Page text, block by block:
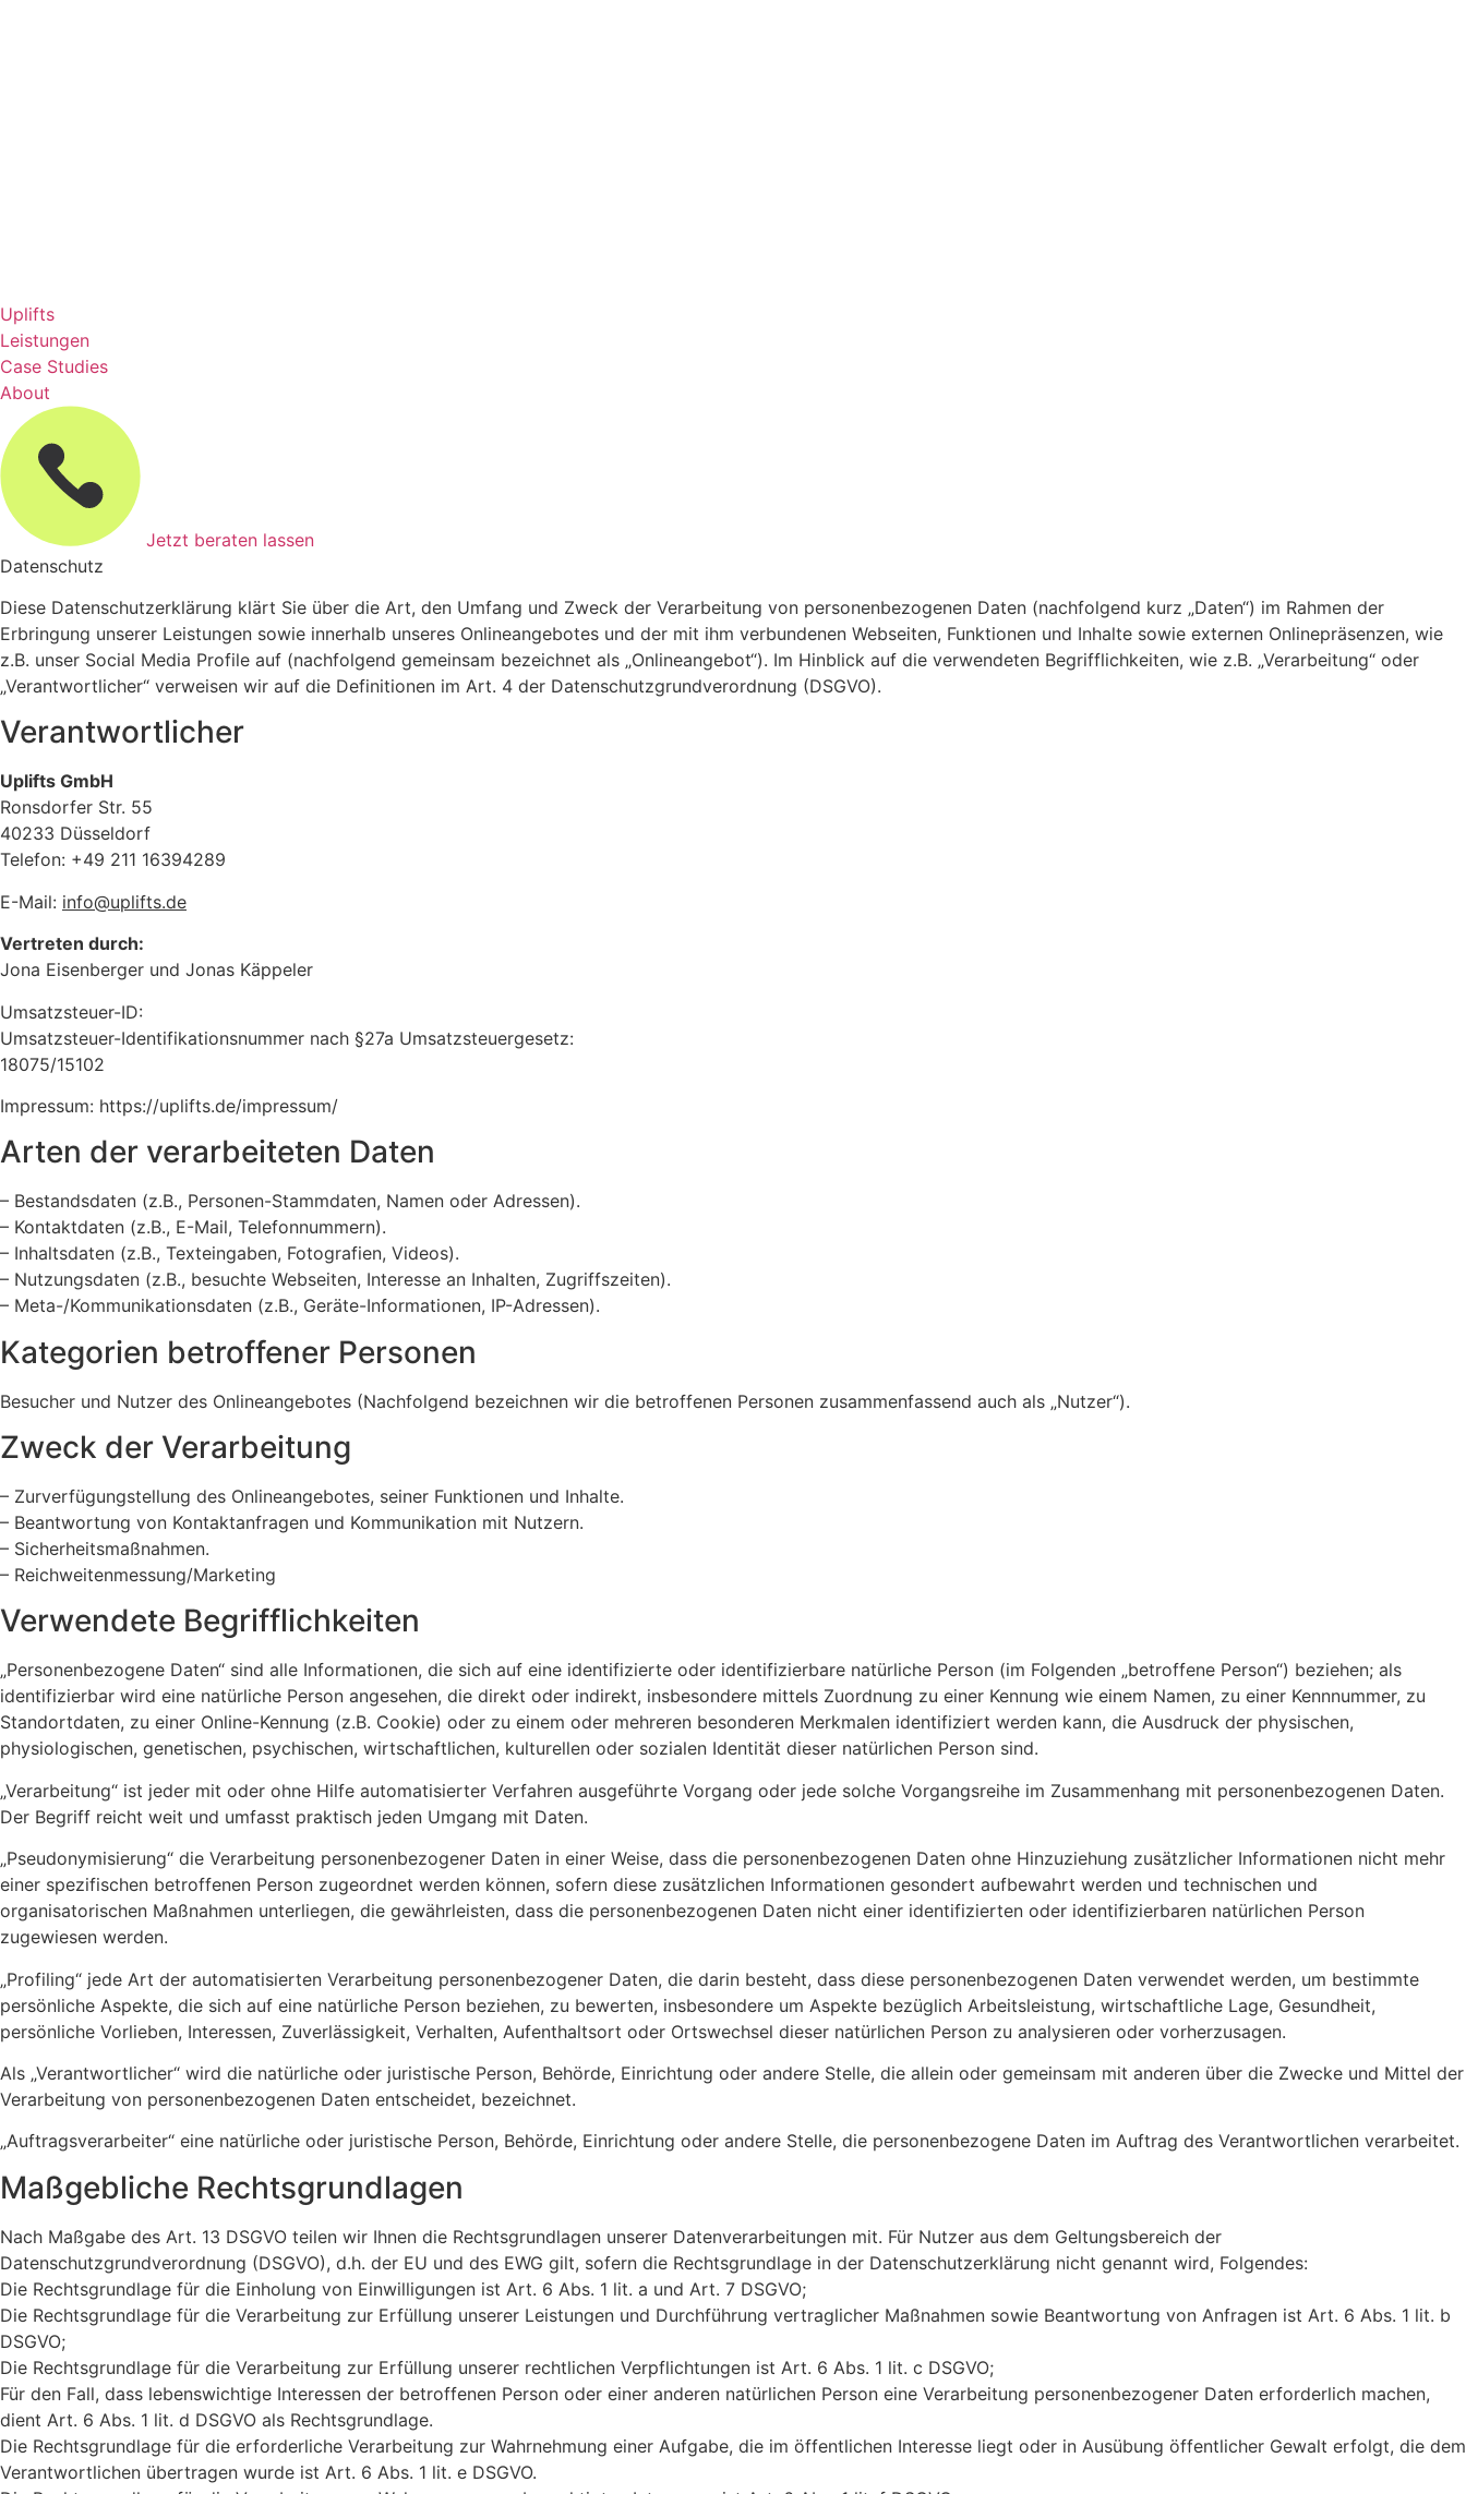
Uplifts
Leistungen
Case Studies
About
Jetzt beraten lassen
Datenschutz
Diese Datenschutzerklärung klärt Sie über die Art, den Umfang und Zweck der Verarbeitung von personenbezogenen Daten (nachfolgend kurz „Daten“) im Rahmen der
Erbringung unserer Leistungen sowie innerhalb unseres Onlineangebotes und der mit ihm verbundenen Webseiten, Funktionen und Inhalte sowie externen Onlinepräsenzen, wie
z.B. unser Social Media Profile auf (nachfolgend gemeinsam bezeichnet als „Onlineangebot“). Im Hinblick auf die verwendeten Begrifflichkeiten, wie z.B. „Verarbeitung“ oder
„Verantwortlicher“ verweisen wir auf die Definitionen im Art. 4 der Datenschutzgrundverordnung (DSGVO).
Verantwortlicher
Uplifts GmbH
Ronsdorfer Str. 55
40233 Düsseldorf
Telefon: +49 211 16394289
E-Mail: info@uplifts.de
Vertreten durch:
Jona Eisenberger und Jonas Käppeler
Umsatzsteuer-ID:
Umsatzsteuer-Identifikationsnummer nach §27a Umsatzsteuergesetz:
18075/15102
Impressum: https://uplifts.de/impressum/
Arten der verarbeiteten Daten
– Bestandsdaten (z.B., Personen-Stammdaten, Namen oder Adressen).
– Kontaktdaten (z.B., E-Mail, Telefonnummern).
– Inhaltsdaten (z.B., Texteingaben, Fotografien, Videos).
– Nutzungsdaten (z.B., besuchte Webseiten, Interesse an Inhalten, Zugriffszeiten).
– Meta-/Kommunikationsdaten (z.B., Geräte-Informationen, IP-Adressen).
Kategorien betroffener Personen
Besucher und Nutzer des Onlineangebotes (Nachfolgend bezeichnen wir die betroffenen Personen zusammenfassend auch als „Nutzer“).
Zweck der Verarbeitung
– Zurverfügungstellung des Onlineangebotes, seiner Funktionen und Inhalte.
– Beantwortung von Kontaktanfragen und Kommunikation mit Nutzern.
– Sicherheitsmaßnahmen.
– Reichweitenmessung/Marketing
Verwendete Begrifflichkeiten
„Personenbezogene Daten“ sind alle Informationen, die sich auf eine identifizierte oder identifizierbare natürliche Person (im Folgenden „betroffene Person“) beziehen; als
identifizierbar wird eine natürliche Person angesehen, die direkt oder indirekt, insbesondere mittels Zuordnung zu einer Kennung wie einem Namen, zu einer Kennnummer, zu
Standortdaten, zu einer Online-Kennung (z.B. Cookie) oder zu einem oder mehreren besonderen Merkmalen identifiziert werden kann, die Ausdruck der physischen,
physiologischen, genetischen, psychischen, wirtschaftlichen, kulturellen oder sozialen Identität dieser natürlichen Person sind.
„Verarbeitung“ ist jeder mit oder ohne Hilfe automatisierter Verfahren ausgeführte Vorgang oder jede solche Vorgangsreihe im Zusammenhang mit personenbezogenen Daten.
Der Begriff reicht weit und umfasst praktisch jeden Umgang mit Daten.
„Pseudonymisierung“ die Verarbeitung personenbezogener Daten in einer Weise, dass die personenbezogenen Daten ohne Hinzuziehung zusätzlicher Informationen nicht mehr
einer spezifischen betroffenen Person zugeordnet werden können, sofern diese zusätzlichen Informationen gesondert aufbewahrt werden und technischen und
organisatorischen Maßnahmen unterliegen, die gewährleisten, dass die personenbezogenen Daten nicht einer identifizierten oder identifizierbaren natürlichen Person
zugewiesen werden.
„Profiling“ jede Art der automatisierten Verarbeitung personenbezogener Daten, die darin besteht, dass diese personenbezogenen Daten verwendet werden, um bestimmte
persönliche Aspekte, die sich auf eine natürliche Person beziehen, zu bewerten, insbesondere um Aspekte bezüglich Arbeitsleistung, wirtschaftliche Lage, Gesundheit,
persönliche Vorlieben, Interessen, Zuverlässigkeit, Verhalten, Aufenthaltsort oder Ortswechsel dieser natürlichen Person zu analysieren oder vorherzusagen.
Als „Verantwortlicher“ wird die natürliche oder juristische Person, Behörde, Einrichtung oder andere Stelle, die allein oder gemeinsam mit anderen über die Zwecke und Mittel der
Verarbeitung von personenbezogenen Daten entscheidet, bezeichnet.
„Auftragsverarbeiter“ eine natürliche oder juristische Person, Behörde, Einrichtung oder andere Stelle, die personenbezogene Daten im Auftrag des Verantwortlichen verarbeitet.
Maßgebliche Rechtsgrundlagen
Nach Maßgabe des Art. 13 DSGVO teilen wir Ihnen die Rechtsgrundlagen unserer Datenverarbeitungen mit. Für Nutzer aus dem Geltungsbereich der
Datenschutzgrundverordnung (DSGVO), d.h. der EU und des EWG gilt, sofern die Rechtsgrundlage in der Datenschutzerklärung nicht genannt wird, Folgendes:
Die Rechtsgrundlage für die Einholung von Einwilligungen ist Art. 6 Abs. 1 lit. a und Art. 7 DSGVO;
Die Rechtsgrundlage für die Verarbeitung zur Erfüllung unserer Leistungen und Durchführung vertraglicher Maßnahmen sowie Beantwortung von Anfragen ist Art. 6 Abs. 1 lit. b
DSGVO;
Die Rechtsgrundlage für die Verarbeitung zur Erfüllung unserer rechtlichen Verpflichtungen ist Art. 6 Abs. 1 lit. c DSGVO;
Für den Fall, dass lebenswichtige Interessen der betroffenen Person oder einer anderen natürlichen Person eine Verarbeitung personenbezogener Daten erforderlich machen,
dient Art. 6 Abs. 1 lit. d DSGVO als Rechtsgrundlage.
Die Rechtsgrundlage für die erforderliche Verarbeitung zur Wahrnehmung einer Aufgabe, die im öffentlichen Interesse liegt oder in Ausübung öffentlicher Gewalt erfolgt, die dem
Verantwortlichen übertragen wurde ist Art. 6 Abs. 1 lit. e DSGVO.